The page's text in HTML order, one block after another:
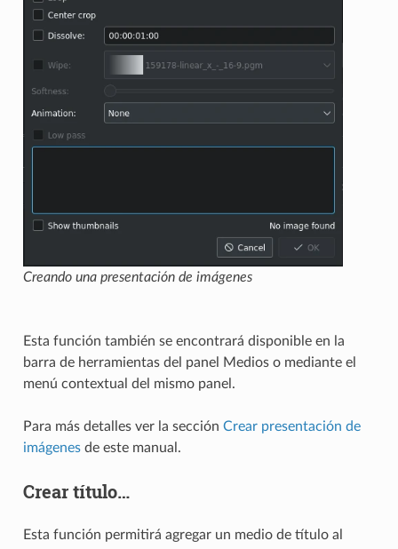
Creando una presentación de imágenes
Esta función también se encontrará disponible en la
barra de herramientas del panel Medios o mediante el
menú contextual del mismo panel.
Para más detalles ver la sección Crear presentación de
imágenesde este manual.
Crear título…
Esta función permitirá agregar un medio de título al